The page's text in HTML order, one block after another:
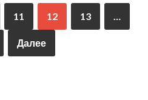
11 12 13
Далее